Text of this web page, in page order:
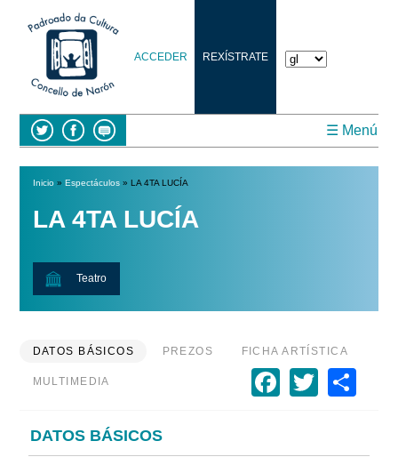
ACCEDER REXÍSTRATE
☰ Menú
Vostede está aquí
Inicio» Espectáculos» LA 4TA LUCÍA
LA 4TA LUCÍA
Teatro
DATOS BÁSICOS PREZOS FICHA ARTÍSTICA
MULTIMEDIA
DATOS BÁSICOS